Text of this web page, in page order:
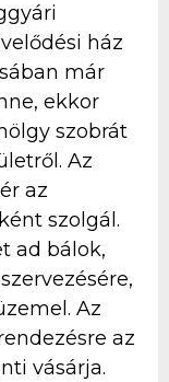
ház
már
ekkor
szobrát
Az
az
szolgál.
ad bálok,
Az
az
vásárja.